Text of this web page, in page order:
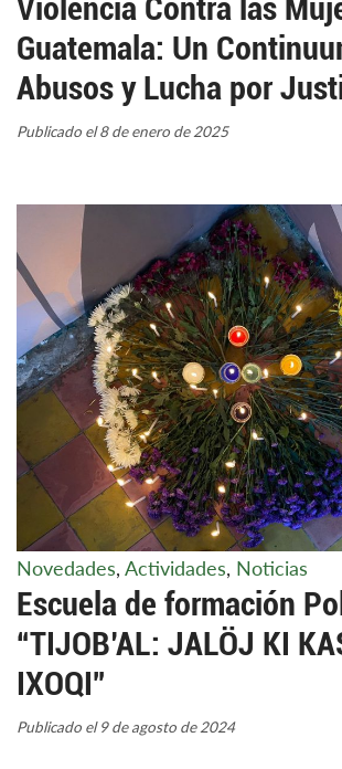
Violencia Contra las
Guatemala: Un
Abusos y Lucha por
Publicado el 8 de enero de 2025
Novedades, Actividades, Noticias
Escuela de formación
“TIJOB’AL: JALÖJ KI
IXOQI”
Publicado el 9 de agosto de 2024